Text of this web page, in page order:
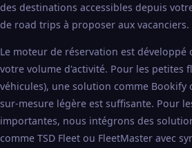
des destinations accessibles depuis
de road trips à proposer aux vacanciers.
Le moteur de réservation est développé
votre volume d'activité. Pour les petites
véhicules), une solution comme
sur-mesure légère est suffisante. Pour
importantes, nous intégrons des
comme TSD Fleet ou FleetMaster avec